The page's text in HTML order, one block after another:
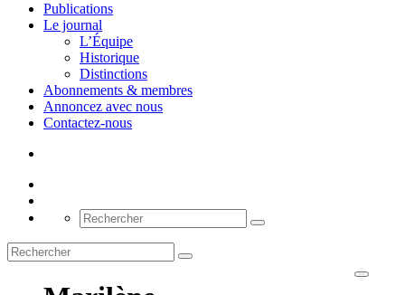
Publications
Le journal
L’Équipe
Historique
Distinctions
Abonnements & membres
Annoncez avec nous
Contactez-nous